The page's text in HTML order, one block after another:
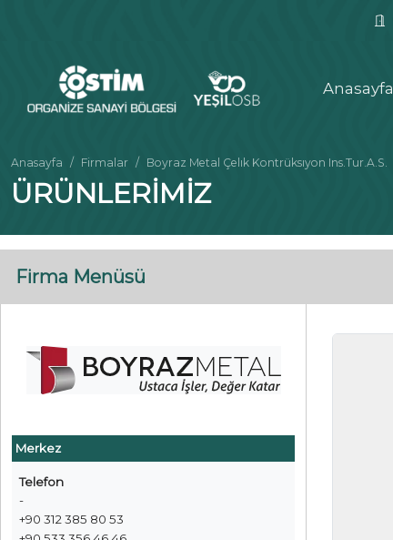
Anasayfa
Anasayfa Firmalar Boyraz Metal Çelık Kontrüksıyon Ins.Tur.A.S.
ÜRÜNLERİMİZ
Firma Menüsü
Merkez
Telefon
-
+90 312 385 80 53